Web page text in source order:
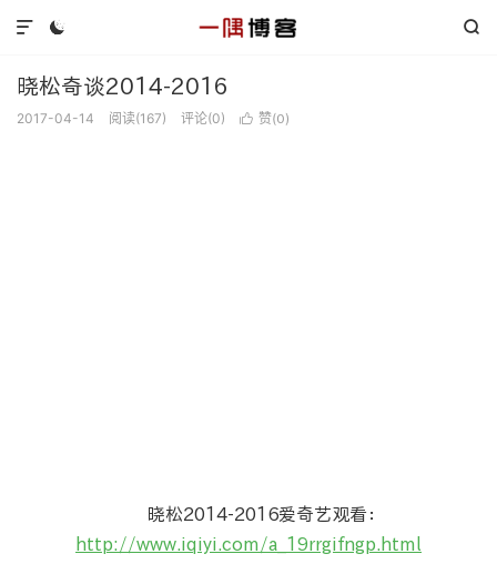
 

晓松奇谈2014-2016
2017-04-14 阅读(167) 评论(0)  赞(0)
晓松2014-2016爱奇艺观看：
http://www.iqiyi.com/a_19rrgifngp.html